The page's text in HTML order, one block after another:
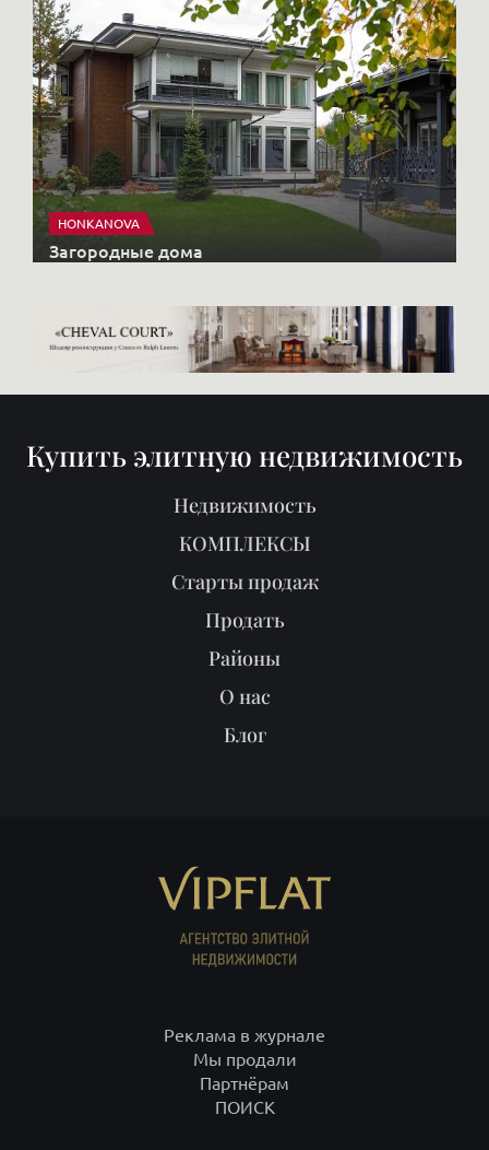
HONKANOVA
Загородные дома
Купить элитную недвижимость
Недвижимость
КОМПЛЕКСЫ
Старты продаж
Продать
Районы
О нас
Блог
Реклама в журнале
Мы продали
Партнёрам
ПОИСК